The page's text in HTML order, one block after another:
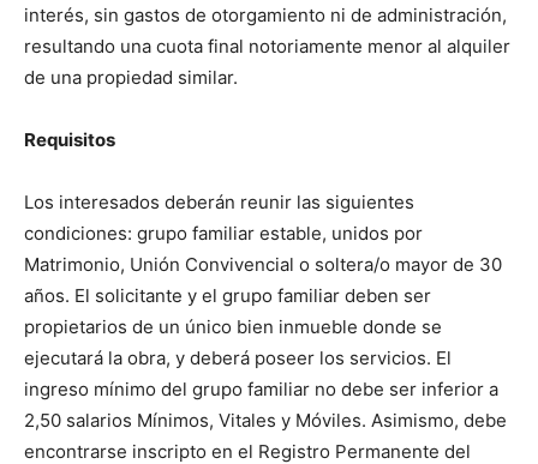
interés, sin gastos de otorgamiento ni de administración,
resultando una cuota final notoriamente menor al alquiler
de una propiedad similar.
Requisitos
Los interesados deberán reunir las siguientes
condiciones: grupo familiar estable, unidos por
Matrimonio, Unión Convivencial o soltera/o mayor de 30
años. El solicitante y el grupo familiar deben ser
propietarios de un único bien inmueble donde se
ejecutará la obra, y deberá poseer los servicios. El
ingreso mínimo del grupo familiar no debe ser inferior a
2,50 salarios Mínimos, Vitales y Móviles. Asimismo, debe
encontrarse inscripto en el Registro Permanente del